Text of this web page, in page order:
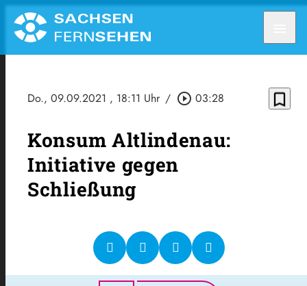
Do., 09.09.2021 , 18:11 Uhr / play_circle_outline 03:28 bookmark_border
Konsum Altlindenau:
Initiative gegen
Schließung